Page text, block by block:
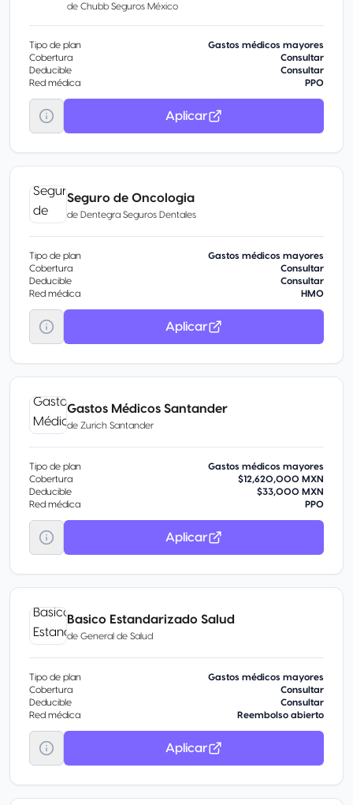
de Chubb Seguros México
Tipo de plan
Gastos médicos mayores
Cobertura
Consultar
Deducible
Consultar
Red médica
PPO
Aplicar
Seguro de Oncologia
de Dentegra Seguros Dentales
Tipo de plan
Gastos médicos mayores
Cobertura
Consultar
Deducible
Consultar
Red médica
HMO
Aplicar
Gastos Médicos Santander
de Zurich Santander
Tipo de plan
Gastos médicos mayores
Cobertura
$12,620,000 MXN
Deducible
$33,000 MXN
Red médica
PPO
Aplicar
Basico Estandarizado Salud
de General de Salud
Tipo de plan
Gastos médicos mayores
Cobertura
Consultar
Deducible
Consultar
Red médica
Reembolso abierto
Aplicar